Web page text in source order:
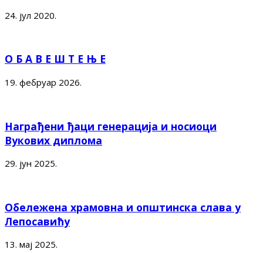
24. јул 2020.
О Б А В Е Ш Т Е Њ Е
19. фебруар 2026.
Награђени ђаци генерација и носиоци
Вукових диплома
29. јун 2025.
Обележена храмовна и општинска слава у
Лепосавићу
13. мај 2025.